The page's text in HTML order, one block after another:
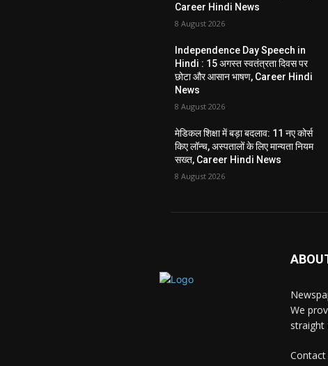
Career Hindi News
8 August 2026
Independence Day Speech in
Hindi : 15 अगस्त स्वतंत्रता दिवस पर
छोटा और आसान भाषण, Career Hindi
News
8 August 2026
मेडिकल शिक्षा में बड़ा बदलाव: 11 नए कोर्स
किए लॉन्च, अस्पतालों के लिए मान्यता नियम
सख्त, Career Hindi News
8 August 2026
We
straight
Contact